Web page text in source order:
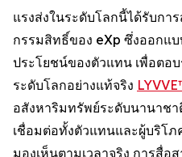
แรงส่งในระดับโลกนี้ได้รับกา
กรรมสิทธิ์ของ eXp ซึ่งออกแ
ประโยชน์ของตัวแทน เพื่อตอ
ระดับโลกอย่างแท้จริง
อสังหาริมทรัพย์ระดับนานาช
เชื่อมต่อทั้งตัวแทนและผู้บริโภ
มองเห็นตามเวลาจริง การสื่อ